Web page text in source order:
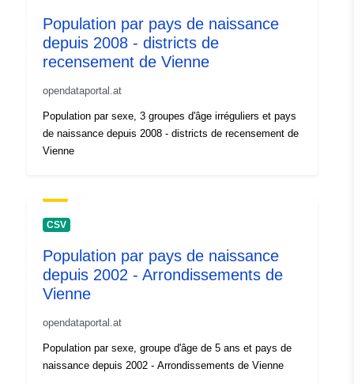
Population par pays de naissance
depuis 2008 - districts de
recensement de Vienne
opendataportal.at
Population par sexe, 3 groupes d'âge irréguliers et pays
de naissance depuis 2008 - districts de recensement de
Vienne
CSV
Population par pays de naissance
depuis 2002 - Arrondissements de
Vienne
opendataportal.at
Population par sexe, groupe d'âge de 5 ans et pays de
naissance depuis 2002 - Arrondissements de Vienne